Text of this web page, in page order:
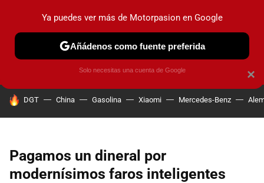
PRUEBAS COCHES ELÉCTRICOS OBSERVATORIO
HOY SE HABLA DE
DGT China Gasolina Xiaomi Mercedes-Benz
Pagamos un dineral por
modernísimos faros inteligentes
×
Ya puedes ver más de Motorpasion en Google
Añádenos como fuente preferida
Solo necesitas una cuenta de Google